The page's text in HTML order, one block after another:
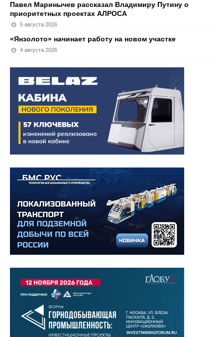
Павел Маринычев рассказал Владимиру Путину о
приоритетных проектах АЛРОСА
5 августа 2026
«Янзолото» начинает работу на новом участке
4 августа 2026